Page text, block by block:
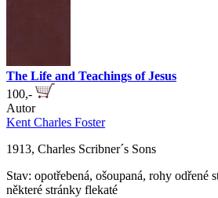
The Life and Teachings of Jesus
100,-
Autor
Kent Charles Foster
1913, Charles Scribner´s Sons
Stav: opotřebená, ošoupaná, rohy odřené
některé stránky flekaté